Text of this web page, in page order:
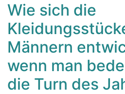
Woche:
Wie sich die
Männern
wenn man
die Turn des